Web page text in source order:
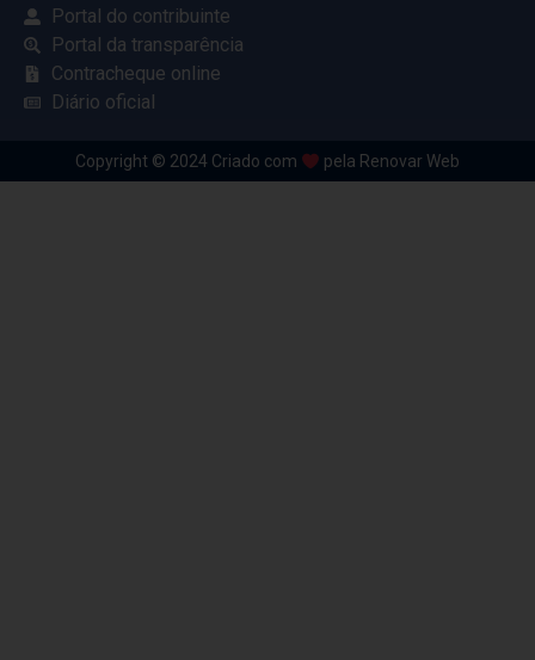
Portal do contribuinte
Portal da transparência
Contracheque online
Diário oficial
Copyright © 2024 Criado com pela Renovar Web